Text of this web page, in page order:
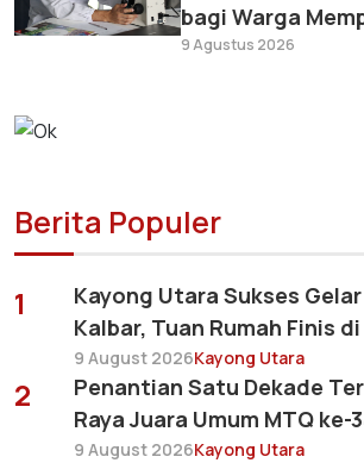
bagi Warga
9 Agustus 2026
Berita Populer
1
Kayong Utara Sukses
Kalbar, Tuan Rumah Finis
9 August 2026Kayong Utara
2
Penantian Satu Dekade
Raya Juara Umum MTQ ke-
9 August 2026Kayong Utara